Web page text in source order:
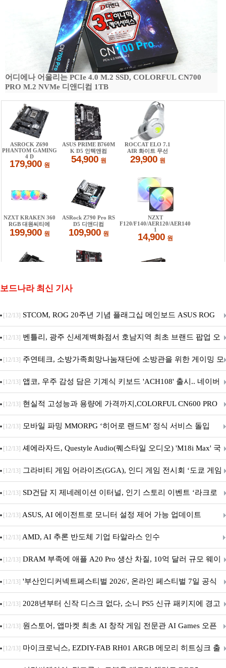
어디에나 어울리는 PCIe 4.0 M.2 SSD, COLORFUL CN700
PRO M.2 NVMe 디앤디컴 1TB
보드나라 최신 기사
[12/13] STCOM, ROG 20주년 기념 플래그십 메인보드 ASUS ROG
Crosshair X870E EDITION 20 국내 출시 예정
[12/13] 벤틀리, 광주 신세계백화점서 호남지역 최초 브랜드 팝업 오
픈
[12/13] 주연테크, 소방가족희망나눔재단에 소방관을 위한 게이밍 모
니터·스마트 펫 침대 기부
[12/13] 앱코, 우주 감성 담은 기계식 키보드 'ACH108' 출시.. 네이버
브랜드데이 기획전 진행
[12/13] 현실적 고성능과 용량에 가격까지,COLORFUL CN600 PRO
M.2 NVMe 디앤디컴 1TB
[12/13] 모바일 파밍 MMORPG ‘히어로 랜드M’ 정식 서비스 돌입
[12/13] 셰에라자드, Questyle Audio(퀘스타일 오디오) 'M18i Max' 국
내 정식 출시
[12/13] 그라비티 게임 어라이즈(GGA), 인디 게임 전시회 ‘도쿄 게임
던전 13’ 참가!
[12/13] SD건담 지 제네레이션 이터널, 인기 스토리 이벤트 ‘라크로
아의 용사’ 재개최 및 풍성한 기념 이벤트 실시!
[12/13] ASUS, AI 에이전트로 모니터 설정 제어 가능 업데이트
[12/13] AMD, AI 추론 반도체 기업 타알라스 인수
[12/13] DRAM 부족에 애플 A20 Pro 생산 차질, 10억 달러 규모 웨이
퍼 대기
[12/13] '부산인디커넥트페스티벌 2026', 온라인 페스티벌 7일 공식
개막... 22일간 진행
[12/13] 2028년부터 신작 디스크 없다, 소니 PS5 신규 패키지에 경고
문 추가
[12/13] 원스토어, 앱마켓 최초 AI 창작 게임 전문관 AI Games 오픈
[12/13] 마이크로닉스, EZDIY-FAB RH01 ARGB 메모리 히트싱크 출